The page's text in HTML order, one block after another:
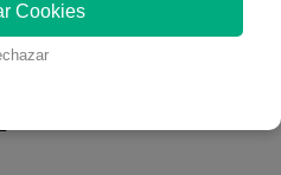
te puede
Cookies